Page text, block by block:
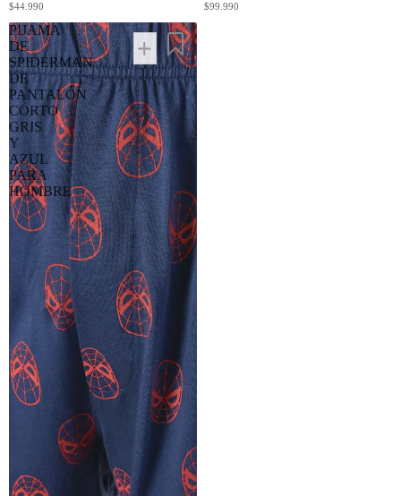
$44.990 $99.990
PIJAMA
DE
SPIDERMAN
DE
PANTALÓN
CORTO
GRIS
Y
AZUL
PARA
HOMBRE